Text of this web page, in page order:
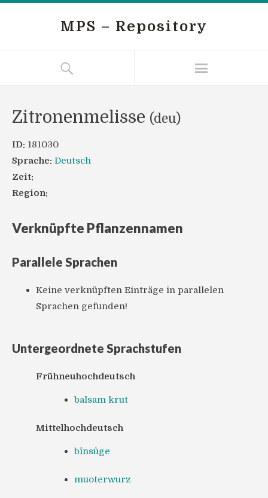
MPS – Repository
Zitronenmelisse (deu)
ID: 181030
Sprache: Deutsch
Zeit:
Region:
Verknüpfte Pflanzennamen
Parallele Sprachen
Keine verknüpften Einträge in parallelen
Sprachen gefunden!
Untergeordnete Sprachstufen
Frühneuhochdeutsch
balsam krut
Mittelhochdeutsch
bînsûge
muoterwurz